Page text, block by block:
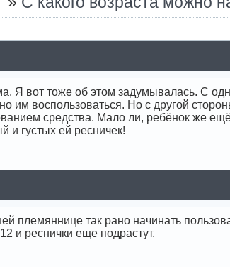
Я вот тоже об этом задумывалась. С
им воспользоваться. Но с другой
средства. Мало ли, ребёнок же
и густых ей ресничек!
племяннице так рано начинать
и реснички еще подрастут.